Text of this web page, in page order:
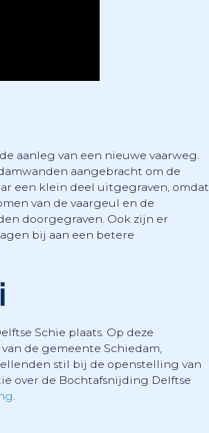
aanleg van een nieuwe vaarweg.
aangebracht om de
een klein deel uitgegraven, omdat
van de vaargeul en de
doorgegraven. Ook zijn er
bij aan een betere
Schie plaats. Op deze
de gemeente Schiedam,
stil bij de openstelling van
over de Bochtafsnijding Delftse
.